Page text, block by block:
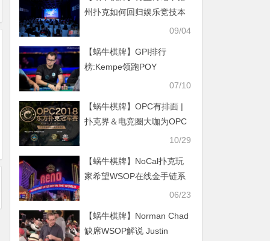
州扑克如何回归娱乐竞技本
09/04
【蜗牛棋牌】GPI排行
榜:Kempe领跑POY
07/10
【蜗牛棋牌】OPC有排面 |
扑克界＆电竞圈大咖为OPC
10/29
【蜗牛棋牌】NoCal扑克玩
家希望WSOP在线金手链系
06/23
【蜗牛棋牌】Norman Chad
缺席WSOP解说 Justin